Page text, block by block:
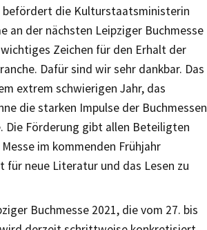
die Kulturstaatsministerin
an der nächsten Leipziger Buchmesse
Zeichen für den Erhalt der
Dafür sind wir sehr dankbar. Das
extrem schwierigen Jahr, das
die starken Impulse der Buchmessen
Die Förderung gibt allen Beteiligten
im kommenden Frühjahr
für neue Literatur und das Lesen zu
Buchmesse 2021, die vom 27. bis